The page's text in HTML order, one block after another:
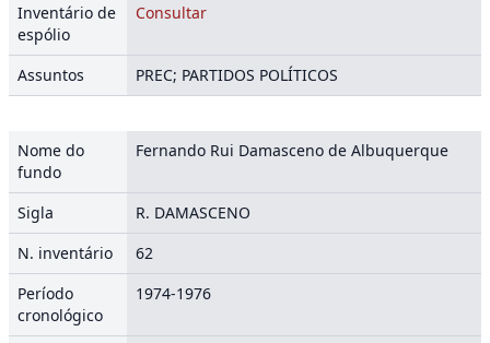
Inventário de
espólio
Consultar
Assuntos PREC; PARTIDOS POLÍTICOS
Nome do
fundo
Fernando Rui Damasceno de Albuquerque
Sigla
R. DAMASCENO
N. inventário
62
Período
cronológico
1974-1976